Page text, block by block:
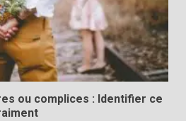
ou complices : Identifier ce